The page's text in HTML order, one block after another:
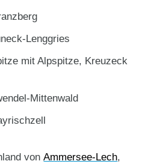
Lenggries
mit Alpspitze, Kreuzeck
Mittenwald
vonAmmersee-Lech,